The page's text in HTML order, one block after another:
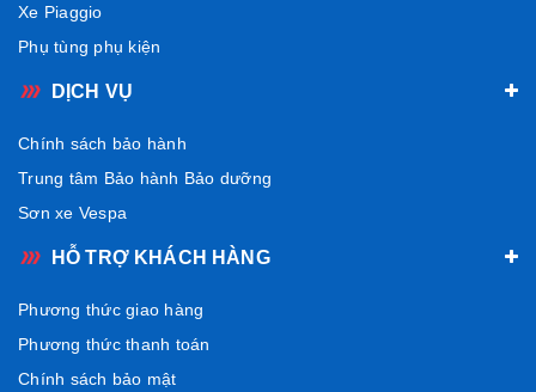
Xe Piaggio
Phụ tùng phụ kiện
DỊCH VỤ
Chính sách bảo hành
Trung tâm Bảo hành Bảo dưỡng
Sơn xe Vespa
HỖ TRỢ KHÁCH HÀNG
Phương thức giao hàng
Phương thức thanh toán
Chính sách bảo mật